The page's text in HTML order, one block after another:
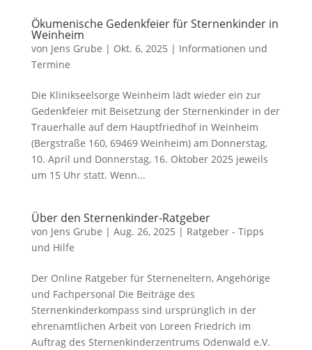
Ökumenische Gedenkfeier für Sternenkinder in
Weinheim
von Jens Grube | Okt. 6, 2025 | Informationen und
Termine
Die Klinikseelsorge Weinheim lädt wieder ein zur
Gedenkfeier mit Beisetzung der Sternenkinder in der
Trauerhalle auf dem Hauptfriedhof in Weinheim
(Bergstraße 160, 69469 Weinheim) am Donnerstag,
10. April und Donnerstag, 16. Oktober 2025 jeweils
um 15 Uhr statt. Wenn...
Über den Sternenkinder-Ratgeber
von Jens Grube | Aug. 26, 2025 | Ratgeber - Tipps
und Hilfe
Der Online Ratgeber für Sterneneltern, Angehörige
und Fachpersonal Die Beiträge des
Sternenkinderkompass sind ursprünglich in der
ehrenamtlichen Arbeit von Loreen Friedrich im
Auftrag des Sternenkinderzentrums Odenwald e.V.